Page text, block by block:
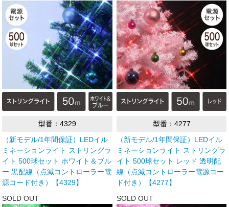
型番：4329
（新モデル/1年間保証）LEDイル
ミネーションライト ストリングラ
イト 500球セット ホワイト＆ブル
ー 黒配線（点滅コントローラー電
源コード付き）【4329】
SOLD OUT
型番：4277
（新モデル/1年間保証）LEDイル
ミネーションライト ストリングラ
イト 500球セット レッド 透明配
線（点滅コントローラー電源コー
ド付き）【4277】
SOLD OUT